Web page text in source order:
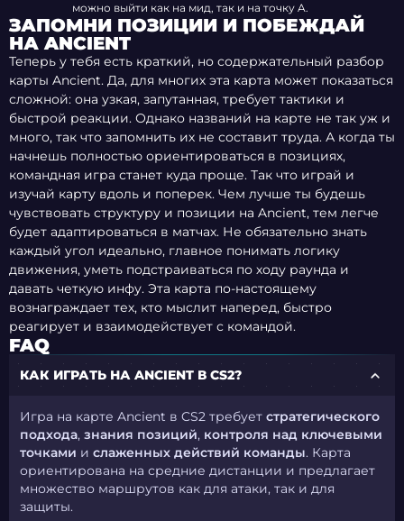
можно выйти как на мид, так и на точку A.
ЗАПОМНИ ПОЗИЦИИ И ПОБЕЖДАЙ
НА ANCIENT
Теперь у тебя есть краткий, но содержательный разбор
карты Ancient. Да, для многих эта карта может показаться
сложной: она узкая, запутанная, требует тактики и
быстрой реакции. Однако названий на карте не так уж и
много, так что запомнить их не составит труда. А когда ты
начнешь полностью ориентироваться в позициях,
командная игра станет куда проще. Так что играй и
изучай карту вдоль и поперек. Чем лучше ты будешь
чувствовать структуру и позиции на Ancient, тем легче
будет адаптироваться в матчах. Не обязательно знать
каждый угол идеально, главное понимать логику
движения, уметь подстраиваться по ходу раунда и
давать четкую инфу. Эта карта по-настоящему
вознаграждает тех, кто мыслит наперед, быстро
реагирует и взаимодействует с командой.
FAQ
КАК ИГРАТЬ НА ANCIENT В CS2?
Игра на карте Ancient в CS2 требуетстратегического
подхода,знания позиций, контроля над ключевыми
точками ислаженных действий команды. Карта
ориентирована на средние дистанции и предлагает
множество маршрутов как для атаки, так и для
защиты.